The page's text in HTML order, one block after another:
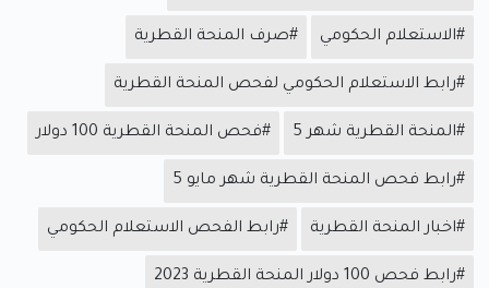
#الاستعلام الحكومي #صرف المنحة القطرية
#رابط الاستعلام الحكومي لفحص المنحة القطرية
#المنحة القطرية شهر 5 #فحص المنحة القطرية 100 دولار
#رابط فحص المنحة القطرية شهر مايو 5
#اخبار المنحة القطرية #رابط الفحص الاستعلام الحكومي
#رابط فحص 100 دولار المنحة القطرية 2023